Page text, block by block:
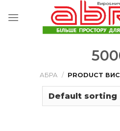
to
АБРА / PRODUCT